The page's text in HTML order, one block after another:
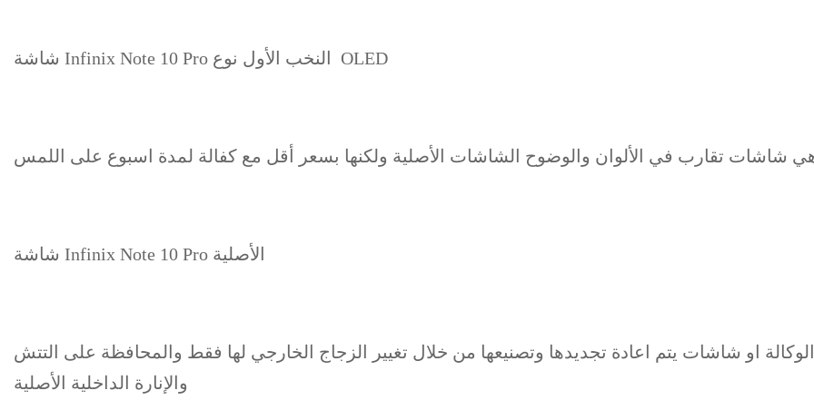
شاشة Infinix Note 10 Pro النخب الأول نوع OLED
شاشات تقارب في الألوان والوضوح الشاشات الأصلية ولكنها بسعر أقل مع كفالة لمدة اسبوع على اللمس
شاشة Infinix Note 10 Pro الأصلية
او شاشات يتم اعادة تجديدها وتصنيعها من خلال تغيير الزجاج الخارجي لها فقط والمحافظة على التتش